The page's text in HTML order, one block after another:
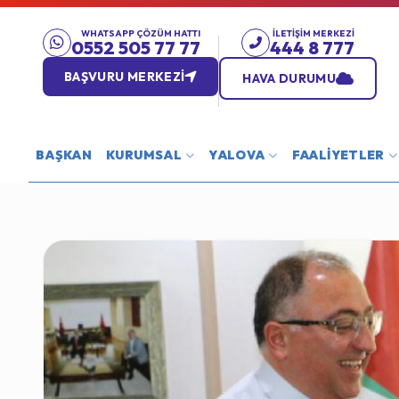
WHATSAPP ÇÖZÜM HATTI
0552 505 77 77
BAŞVURU MERKEZİ
İLETIŞIM MERKEZI
444 8 777
HAVA DURUMU
BAŞKAN KURUMSAL YALOVA FAALİYETLER